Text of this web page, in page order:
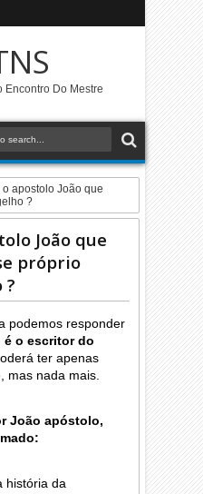
Encontro Do Mestre
o apostolo João que
?
João que
próprio
?
podemos responder
é o escritor do
ter apenas
mas nada mais.
João apóstolo,
história da